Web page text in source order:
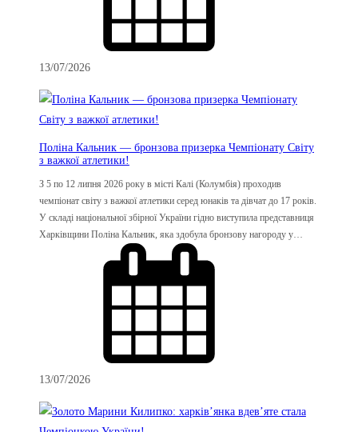
13/07/2026
Поліна Кальник — бронзова призерка Чемпіонату Світу
з важкої атлетики!
З 5 по 12 липня 2026 року в місті Калі (Колумбія) проходив
чемпіонат світу з важкої атлетики серед юнаків та дівчат до 17 років.
У складі національної збірної України гідно виступила представниця
Харківщини Поліна Кальник, яка здобула бронзову нагороду у…
13/07/2026